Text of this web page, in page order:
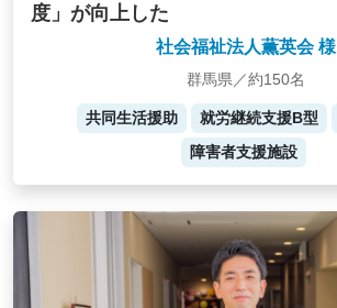
度」が向上した
社会福祉法人薫英会 様
群馬県／約150名
共同生活援助 就労継続支援B型
障害者支援施設